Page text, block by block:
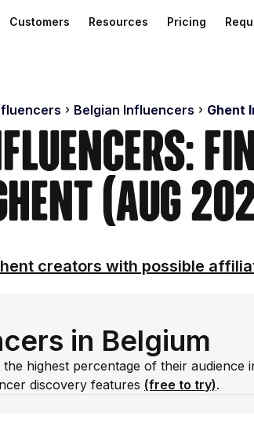
Customers Resources Pricing
Belgian Influencers Ghent
(Aug
creators with possible
in Belgium
highest percentage of their audience
discovery features (free to try).